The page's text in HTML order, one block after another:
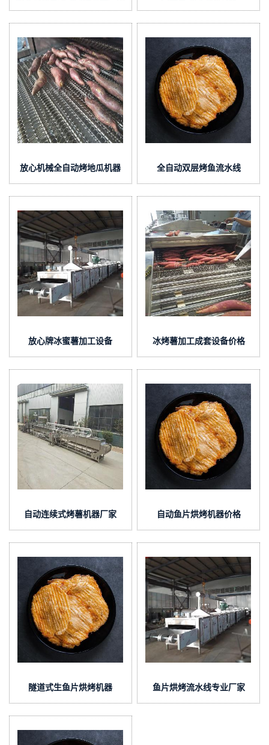
放心机械全自动烤地瓜机器
不锈钢的
全自动双层烤鱼流水线
放心牌冰蜜薯加工设备 冰烤薯加工成套设备价格
自动连续式烤薯机器厂家 自动鱼片烘烤机器价格
隧道式生鱼片烘烤机器 鱼片烘烤流水线专业厂家